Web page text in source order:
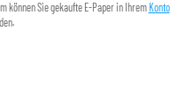
können Sie gekaufte E-Paper in Ihrem Konto